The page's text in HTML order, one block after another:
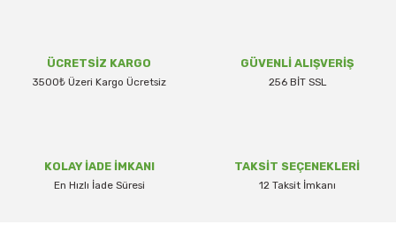
Ürün açıklamasında eksik bilgiler bulunuyor.
Ürün bilgilerinde hatalar bulunuyor.
ÜCRETSİZ KARGO
3500₺ Üzeri Kargo Ücretsiz
GÜVENLİ ALIŞVERİŞ
256 BİT SSL
KOLAY İADE İMKANI
En Hızlı İade Süresi
TAKSİT SEÇENEKLERİ
12 Taksit İmkanı